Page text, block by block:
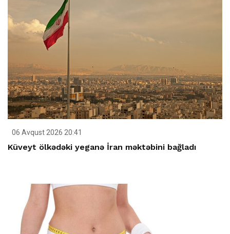
06 Avqust 2026 20:41
Küveyt ölkədəki yeganə İran məktəbini bağladı